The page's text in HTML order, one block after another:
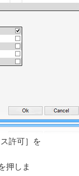
許可］を
押しま